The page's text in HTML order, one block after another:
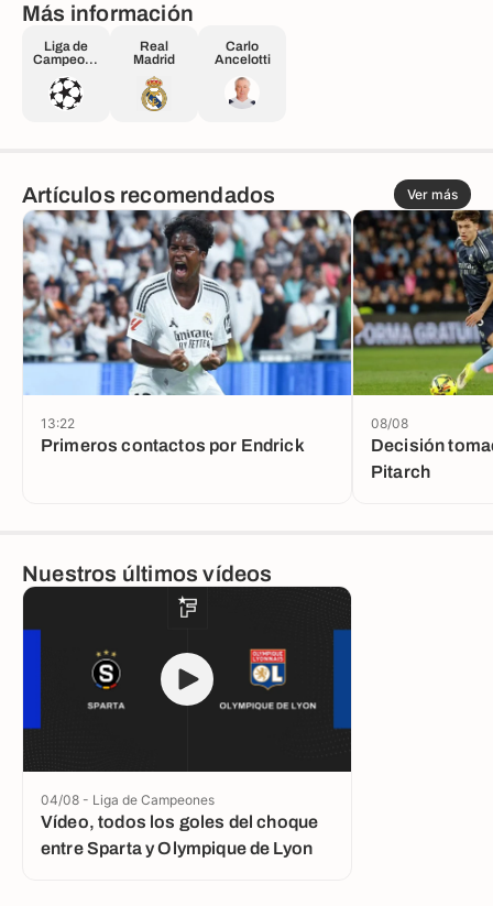
Más información
Liga de
Campeone
Real
Madrid
Carlo
Ancelotti
Artículos recomendados Ver más
Primeros contactos por Endrick
13:22
Decisión
Pitarch
08/08
Nuestros últimos vídeos
Vídeo, todos los goles del choque
entre Sparta y Olympique de Lyon
04/08 - Liga de Campeones